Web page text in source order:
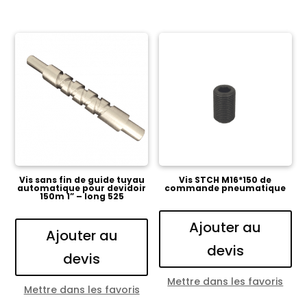
Vis sans fin de guide tuyau
automatique pour devidoir
150m 1” – long 525
Ajouter au
devis
Mettre dans les favoris
Vis STCH M16*150 de
commande pneumatique
Ajouter au
devis
Mettre dans les favoris